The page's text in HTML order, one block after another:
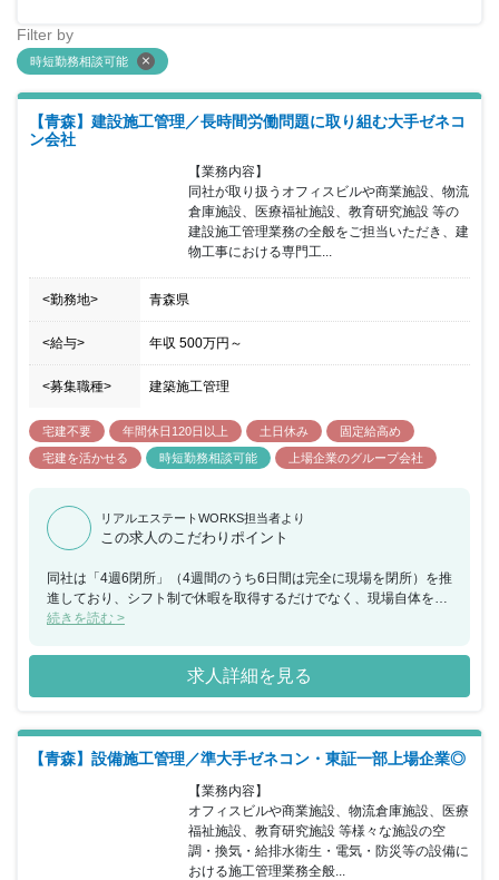
Filter by
時短勤務相談可能
【青森】建設施工管理／長時間労働問題に取り組む大手ゼネコ
ン会社
【業務内容】
同社が取り扱うオフィスビルや商業施設、物流
倉庫施設、医療福祉施設、教育研究施設 等の
建設施工管理業務の全般をご担当いただき、建
物工事における専門工...
<勤務地> 青森県
<給与> 年収 500万円 ～
<募集職種> 建築施工管理
宅建不要 年間休日120日以上 土日休み
固定給高め
宅建を活かせる
時短勤務相談可能 上場企業のグループ会社
リアルエステートWORKS担当者より
この求人のこだわりポイント
同社は「4週6閉所」（4週間のうち6日間は完全に現場を閉所）を推
進しており、シフト制で休暇を取得するだけでなく、現場自体を閉
所することで、協力会社社員も含めた業界全体の長時間労働改善の
時間約24時間と建設業界の中でも働きやすい就業環境を保っていま
続きを読む >
求人詳細を見る
【青森】設備施工管理／準大手ゼネコン・東証一部上場企業◎
【業務内容】
オフィスビルや商業施設、物流倉庫施設、医療
福祉施設、教育研究施設 等様々な施設の空
調・換気・給排水衛生・電気・防災等の設備に
おける施工管理業務全般...